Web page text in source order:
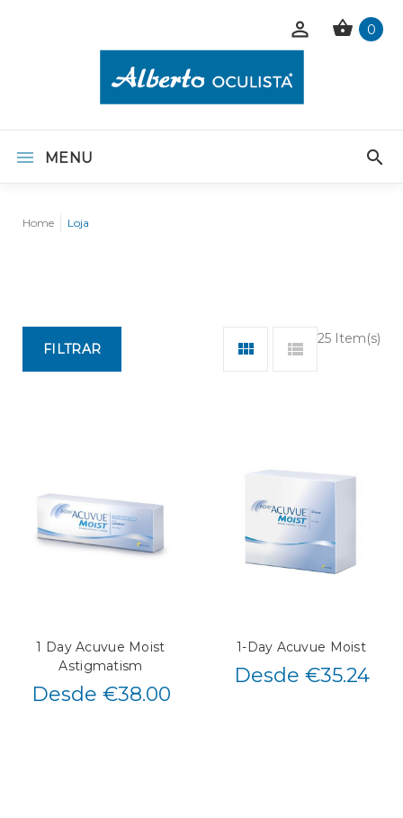
0
MENU
Home Loja
25 Item(s)
FILTRAR
1 Day Acuvue Moist
Astigmatism
Desde €38.00
1-Day Acuvue Moist
Desde €35.24